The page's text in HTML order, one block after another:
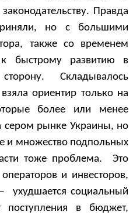
Правда
но с большими
также со временем
быстрому развитию в
Складывалось
ориентир только на
более или менее
сером рынке Украины, но
и множество подпольных
тоже проблема. Это
и инвесторов,
ухудшается социальный
поступления в бюджет,